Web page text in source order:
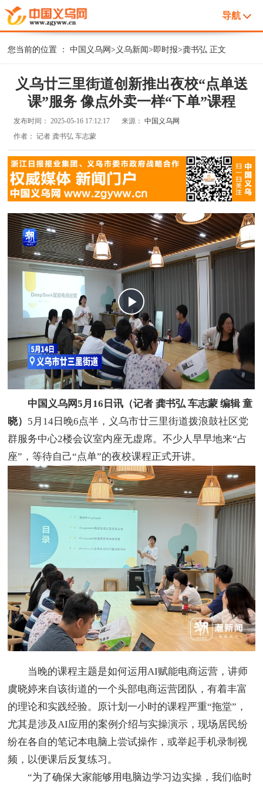
导航
您当前的位置 ：中国义乌网> 义乌新闻>即时报>龚书弘 正文
义乌廿三里街道创新推出夜校“点单送
课”服务 像点外卖一样“下单”课程
发布时间：2025-05-16 17:12:17 来源：中国义乌网
作者：记者 龚书弘 车志蒙
中国义乌网5月16日讯（记者 龚书弘 车志蒙 编辑 童
晓） 5月14日晚6点半，义乌市廿三里街道拨浪鼓社区党
群服务中心2楼会议室内座无虚席。不少人早早地来“占
座”，等待自己“点单”的夜校课程正式开讲。
当晚的课程主题是如何运用AI赋能电商运营，讲师
虞晓婷来自该街道的一个头部电商运营团队，有着丰富
的理论和实践经验。原计划一小时的课程严重“拖堂”，
尤其是涉及AI应用的案例介绍与实操演示，现场居民纷
纷在各自的笔记本电脑上尝试操作，或举起手机录制视
频，以便课后反复练习。
“为了确保大家能够用电脑边学习边实操，我们临时